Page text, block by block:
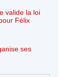
valide la loi
Félix
ses